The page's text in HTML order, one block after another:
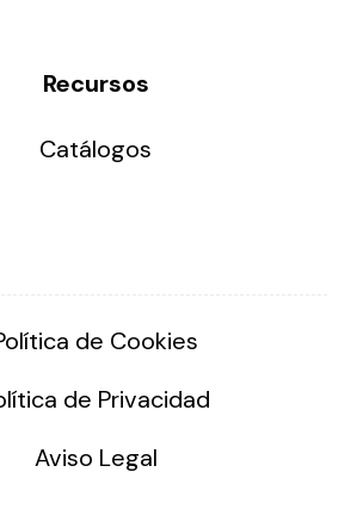
Recursos
Catálogos
de Cookies
de Privacidad
Aviso Legal